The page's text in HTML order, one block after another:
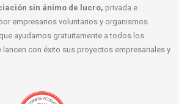
sin ánimo de lucro, privada e
empresarios voluntarios y organismos
ayudamos gratuitamente a todos los
con éxito sus proyectos empresariales y